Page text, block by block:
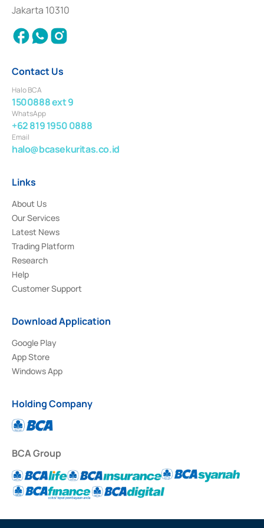
Settlement of Commercial Paper Transactions whose license was issued in
2018.
Jakarta 10310
Contact Us
Halo BCA
1500888 ext 9
WhatsApp
+62 819 1950 0888
Email
halo@bcasekuritas.co.id
Links
About Us
Our Services
Latest News
Trading Platform
Research
Help
Customer Support
Download Application
Google Play
App Store
Windows App
Holding Company
BCA Group